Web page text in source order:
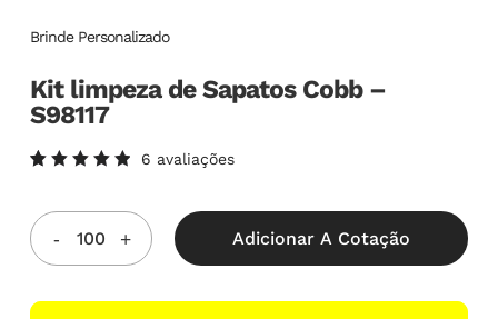
Brinde Personalizado
Kit limpeza de Sapatos Cobb –
S98117
5.00de
5, com
baseado
em
clientes
6 avaliações
Adicionar A Cotação